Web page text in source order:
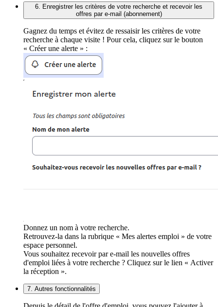
6. Enregistrer les critères de votre recherche et recevoir les
offres par e-mail (abonnement)
Gagnez du temps et évitez de ressaisir les critères de votre
recherche à chaque visite ! Pour cela, cliquez sur le bouton
« Créer une alerte » :
Donnez un nom à votre recherche.
Retrouvez-la dans la rubrique « Mes alertes emploi » de votre
espace personnel.
Vous souhaitez recevoir par e-mail les nouvelles offres
d'emploi liées à votre recherche ? Cliquez sur le lien « Activer
la réception ».
7. Autres fonctionnalités